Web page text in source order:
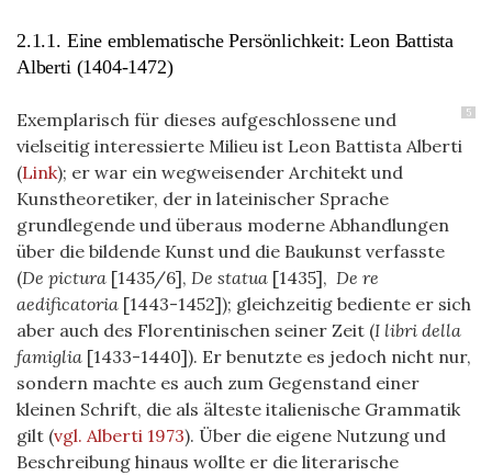
2.1.1. Eine emblematische Persönlichkeit: Leon Battista
Alberti (1404-1472)
5
Exemplarisch für dieses aufgeschlossene und
vielseitig interessierte Milieu ist Leon Battista Alberti
(Link); er war ein wegweisender Architekt und
Kunstheoretiker, der in lateinischer Sprache
grundlegende und überaus moderne Abhandlungen
über die bildende Kunst und die Baukunst verfasste
(De pictura [1435/6], De statua [1435], De re
aedificatoria [1443-1452]); gleichzeitig bediente er sich
aber auch des Florentinischen seiner Zeit (I libri della
famiglia [1433-1440]). Er benutzte es jedoch nicht nur,
sondern machte es auch zum Gegenstand einer
kleinen Schrift, die als älteste italienische Grammatik
gilt (vgl. Alberti 1973). Über die eigene Nutzung und
Beschreibung hinaus wollte er die literarische